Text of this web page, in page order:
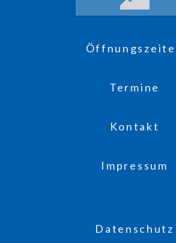
Termine
Kontakt
Impressum
Datenschutz